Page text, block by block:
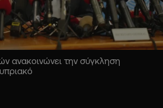
ανακοινώνει την σύγκληση